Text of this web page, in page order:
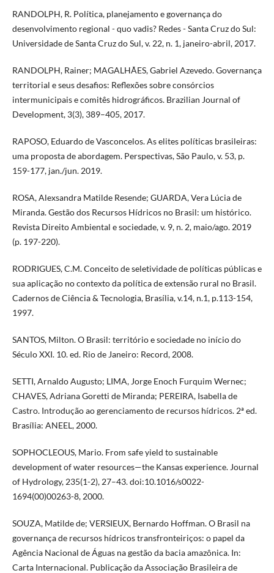
RANDOLPH, R. Política, planejamento e governança do
desenvolvimento regional - quo vadis? Redes - Santa Cruz do Sul:
Universidade de Santa Cruz do Sul, v. 22, n. 1, janeiro-abril, 2017.
RANDOLPH, Rainer; MAGALHÃES, Gabriel Azevedo. Governança
territorial e seus desafios: Reflexões sobre consórcios
intermunicipais e comitês hidrográficos. Brazilian Journal of
Development, 3(3), 389–405, 2017.
RAPOSO, Eduardo de Vasconcelos. As elites políticas brasileiras:
uma proposta de abordagem. Perspectivas, São Paulo, v. 53, p.
159-177, jan./jun. 2019.
ROSA, Alexsandra Matilde Resende; GUARDA, Vera Lúcia de
Miranda. Gestão dos Recursos Hídricos no Brasil: um histórico.
Revista Direito Ambiental e sociedade, v. 9, n. 2, maio/ago. 2019
(p. 197-220).
RODRIGUES, C.M. Conceito de seletividade de políticas públicas e
sua aplicação no contexto da política de extensão rural no Brasil.
Cadernos de Ciência & Tecnologia, Brasília, v.14, n.1, p.113-154,
1997.
SANTOS, Milton. O Brasil: território e sociedade no início do
Século XXI. 10. ed. Rio de Janeiro: Record, 2008.
SETTI, Arnaldo Augusto; LIMA, Jorge Enoch Furquim Wernec;
CHAVES, Adriana Goretti de Miranda; PEREIRA, Isabella de
Castro. Introdução ao gerenciamento de recursos hídricos. 2ª ed.
Brasília: ANEEL, 2000.
SOPHOCLEOUS, Mario. From safe yield to sustainable
development of water resources—the Kansas experience. Journal
of Hydrology, 235(1-2), 27–43. doi:10.1016/s0022-
1694(00)00263-8, 2000.
SOUZA, Matilde de; VERSIEUX, Bernardo Hoffman. O Brasil na
governança de recursos hídricos transfronteiriços: o papel da
Agência Nacional de Águas na gestão da bacia amazônica. In:
Carta Internacional. Publicação da Associação Brasileira de